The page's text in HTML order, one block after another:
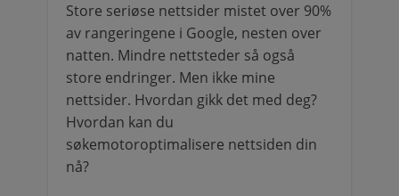
Store seriøse nettsider mistet over 90%
av rangeringene i Google, nesten over
natten. Mindre nettsteder så også
store endringer. Men ikke mine
nettsider. Hvordan gikk det med deg?
Hvordan kan du
søkemotoroptimalisere nettsiden din
nå?